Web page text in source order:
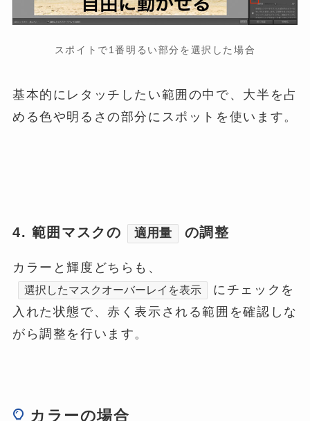
スポイトで1番明るい部分を選択した場合
基本的にレタッチしたい範囲の中で、大半を占
める色や明るさの部分にスポットを使います。
4. 範囲マスクの 適用量 の調整
カラーと輝度どちらも、
選択したマスクオーバーレイを表示
にチェックを
入れた状態で、赤く表示される範囲を確認しな
がら調整を行います。
カラーの場合